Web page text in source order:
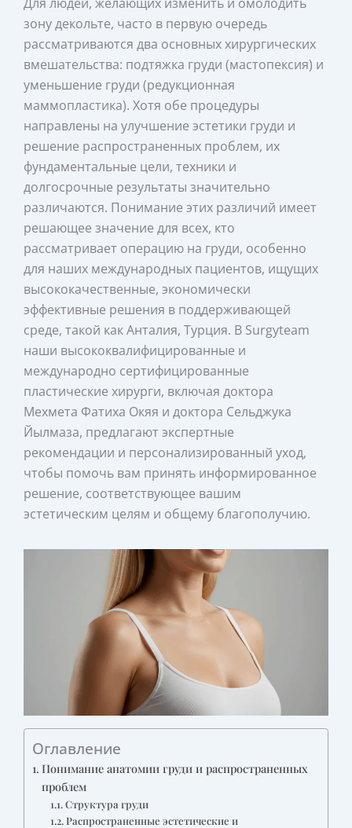
зону декольте, часто в первую очередь
рассматриваются два основных хирургических
вмешательства: подтяжка груди (мастопексия) и
уменьшение груди (редукционная
маммопластика). Хотя обе процедуры
направлены на улучшение эстетики груди и
решение распространенных проблем, их
фундаментальные цели, техники и
долгосрочные результаты значительно
различаются. Понимание этих различий имеет
решающее значение для всех, кто
рассматривает операцию на груди, особенно
для наших международных пациентов, ищущих
высококачественные, экономически
эффективные решения в поддерживающей
среде, такой как Анталия, Турция. В Surgyteam
наши высококвалифицированные и
международно сертифицированные
пластические хирурги, включая доктора
Мехмета Фатиха Окяя и доктора Сельджука
Йылмаза, предлагают экспертные
рекомендации и персонализированный уход,
чтобы помочь вам принять информированное
решение, соответствующее вашим
эстетическим целям и общему благополучию.
Оглавление
Понимание анатомии груди и распространенных
проблем
Структура груди
Распространенные эстетические и